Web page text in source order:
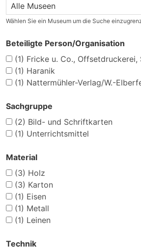
Wählen Sie ein Museum um die Suche
Beteiligte Person/Organisation
(1) Fricke u. Co.,
(1) Haranik
(1) Nattermühler-Verlag/W.-
Sachgruppe
(2) Bild- und Schriftkarten
(1) Unterrichtsmittel
Material
(3) Holz
(3) Karton
(1) Eisen
(1) Metall
(1) Leinen
Technik